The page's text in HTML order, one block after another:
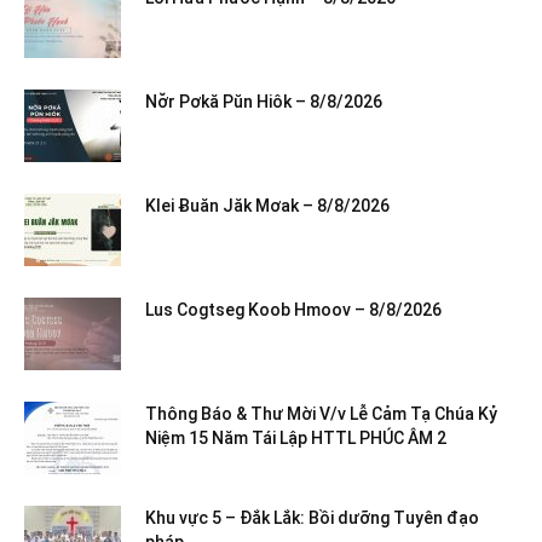
Nơ̆r Pơkă Pŭn Hiôk – 8/8/2026
Klei Ƀuăn Jăk Mơak – 8/8/2026
Lus Cogtseg Koob Hmoov – 8/8/2026
Thông Báo & Thư Mời V/v Lễ Cảm Tạ Chúa Kỷ
Niệm 15 Năm Tái Lập HTTL PHÚC ÂM 2
Khu vực 5 – Đắk Lắk: Bồi dưỡng Tuyên đạo